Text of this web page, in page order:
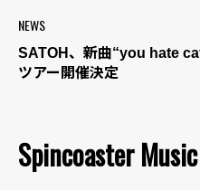
NEWS
SATOH、新曲“you hate
ツアー開催決定
Spincoaster